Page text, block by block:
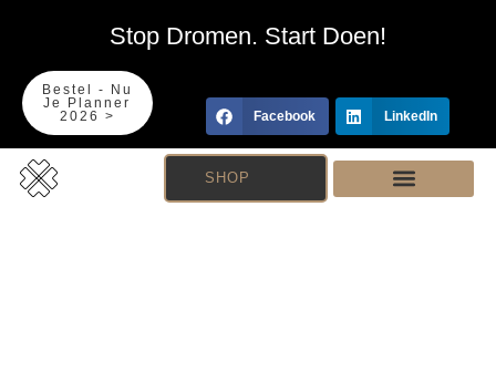
Stop Dromen. Start Doen!
Bestel - Nu
Je Planner
2026 >
Facebook LinkedIn
SHOP